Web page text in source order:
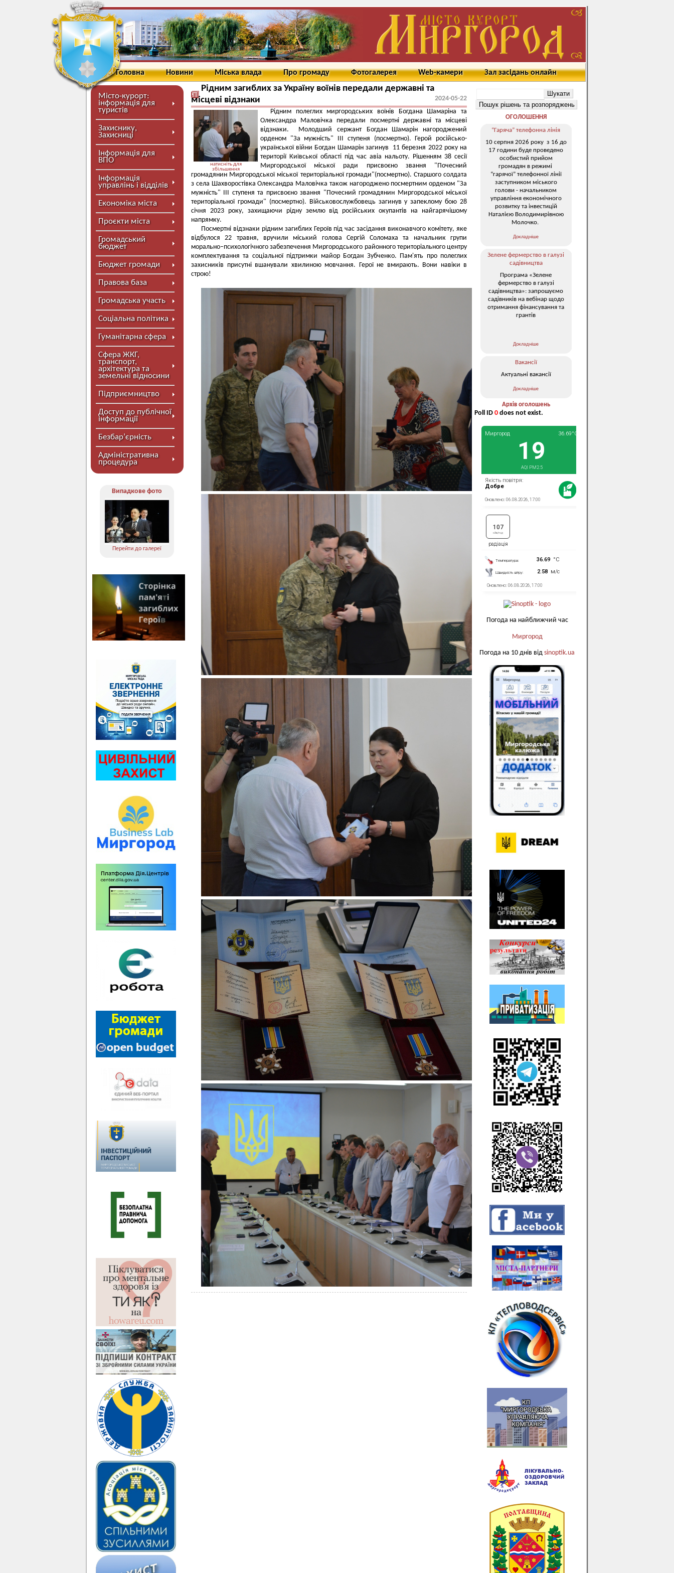
Головна Новини Міська влада Про громаду Фотогалерея Web-камери Зал засідань онлайн
Місто-курорт:
інформація для
туристів
Захиснику,
Захисниці
Інформація для
ВПО
Інформація
управлінь і відділів
Економіка міста
Проєкти міста
Громадський
бюджет
Бюджет громади
Правова база
Громадська участь
Соціальна політика
Гуманітарна сфера
Сфера ЖКГ,
транспорт,
архітектура та
земельні відносини
Підприємництво
Доступ до публічної
інформації
Безбар’єрність
Адміністративна
процедура
Випадкове фото
Перейти до галереї
Рідним загиблих за Україну воїнів передали державні та
місцеві відзнаки
2024-05-22
натисніть для
збільшення
Рідним полеглих миргородських воїнів Богдана Шамаріна та
Олександра Маловічка передали посмертні державні та місцеві
відзнаки. Молодший сержант Богдан Шамарін нагороджений
орденом "За мужність" ІІІ ступеня (посмертно). Герой російсько-
української війни Богдан Шамарін загинув 11 березня 2022 року на
території Київської області під час авіа нальоту. Рішенням 38 сесії
Миргородської міської ради присвоєно звання "Почесний
громадянин Миргородської міської територіальної громади"(посмертно). Старшого солдата
з села Шахворостівка Олександра Маловічка також нагороджено посмертним орденом "За
мужність" III ступеня та присвоєно звання "Почесний громадянин Миргородської міської
територіальної громади" (посмертно). Військовослужбовець загинув у запеклому бою 28
січня 2023 року, захищаючи рідну землю від російських окупантів на найгарячішому
напрямку.
Посмертні відзнаки рідним загиблих Героїв під час засідання виконавчого комітету, яке
відбулося 22 травня, вручили міський голова Сергій Соломаха та начальник групи
морально–психологічного забезпечення Миргородського районного територіального центру
комплектування та соціальної підтримки майор Богдан Зубченко. Пам'ять про полеглих
захисників присутні вшанували хвилиною мовчання. Герої не вмирають. Вони навіки в
строю!
ОГОЛОШЕННЯ
“Гаряча” телефонна лінія
10 серпня 2026 року з 16 до
17 години буде проведено
особистий прийом
громадян в режимі
“гарячої” телефонної лінії
заступником міського
голови - начальником
управління економічного
розвитку та інвестицій
Наталією Володимирівною
Молочко.
Докладніше
Зелене фермерство в галузі
садівництва
Програма «Зелене
фермерство в галузі
садівництва»: запрошуємо
садівників на вебінар щодо
отримання фінансування та
грантів
Докладніше
Вакансії
Актуальні вакансії
Докладніше
Архів оголошень
Poll ID 0 does not exist.
Погода на найближчий час
Миргород
Погода на 10 днів від sinoptik.ua